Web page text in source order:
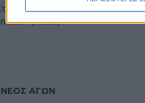
στην «τοπ»
(video)!
ΝΕΟΣ ΑΓΩΝ